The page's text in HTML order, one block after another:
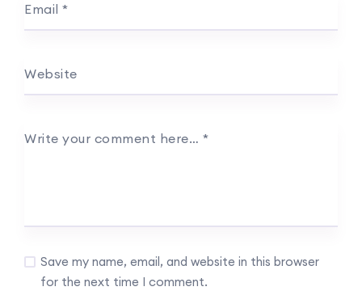
Email *
Website
Write your comment here… *
Save my name, email, and website in this browser
for the next time I comment.